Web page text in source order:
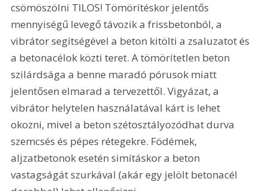
csömöszölni TILOS! Tömörítéskor jelentős
mennyiségű levegő távozik a frissbetonból, a
vibrátor segítségével a beton kitölti a zsaluzatot és
a betonacélok közti teret. A tömörítetlen beton
szilárdsága a benne maradó pórusok miatt
jelentősen elmarad a tervezettől. Vigyázat, a
vibrátor helytelen használatával kárt is lehet
okozni, mivel a beton szétosztályozódhat durva
szemcsés és pépes rétegekre. Födémek,
aljzatbetonok esetén simításkor a beton
vastagságát szurkával (akár egy jelölt betonacél